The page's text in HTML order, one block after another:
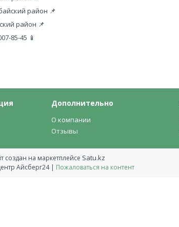
район 📌
район 📌
85-45 📱
Дополнительно
О компании
Отзывы
создан на маркетплейсе Satu.kz
Сервисный центр Айсберг24 | Пожаловаться на контент